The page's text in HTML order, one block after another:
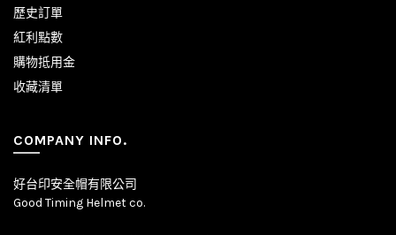
歷史訂單
紅利點數
購物抵用金
收藏清單
COMPANY INFO.
好台印安全帽有限公司
Good Timing Helmet co.